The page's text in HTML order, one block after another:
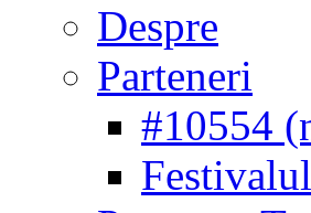
Despre
Parteneri
#10554